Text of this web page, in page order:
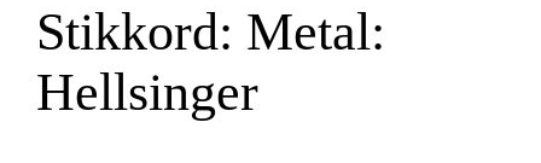
Stikkord: Metal:
Hellsinger